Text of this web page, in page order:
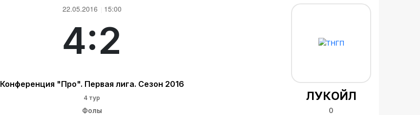
22.05.2016 15:00
ЛУКОЙЛ
4:2
Конференция "Про". Первая лига. Сезон 2016
4 тур
Фолы 0